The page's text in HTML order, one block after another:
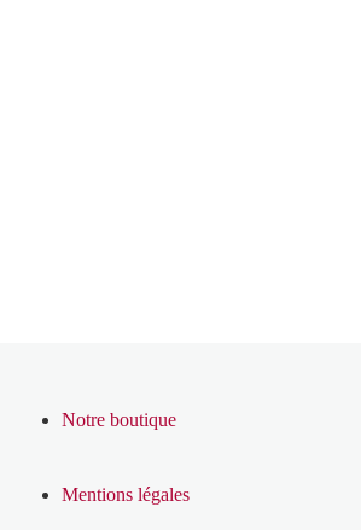
Notre boutique
Mentions légales